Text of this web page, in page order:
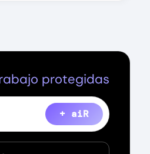
protegidas
+ aiR